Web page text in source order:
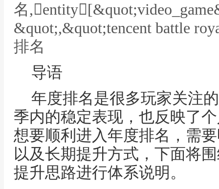
名
&quot;,&quot;tencent battle
排名
导语
年度排名是很多玩家关注
季内的稳定表现，也反映了
想要顺利进入年度排名，需
以及长期提升方式，下面将
提升思路进行体系说明。